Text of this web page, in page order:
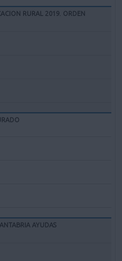
RURAL 2019. ORDEN
AYUDAS